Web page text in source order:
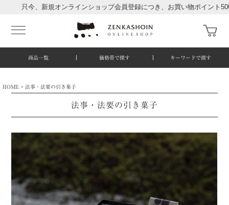
、新規オンラインショップ会員登録につき、お買い物ポイント500ポイ
商品一覧 価格帯で探す キーワードで探す
HOME 法事・法要の引き菓子
法事・法要の引き菓子